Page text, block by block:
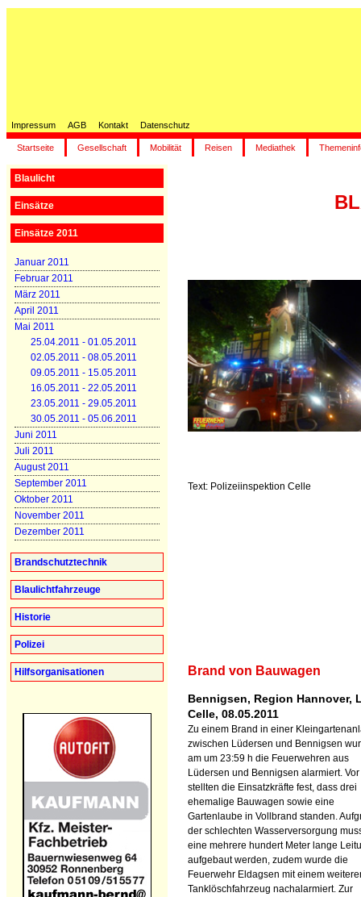
Impressum AGB Kontakt Datenschutz
Startseite Gesellschaft Mobilität Reisen Mediathek
Blaulicht
Einsätze
Einsätze 2011
Januar 2011
Februar 2011
März 2011
April 2011
Mai 2011
25.04.2011 - 01.05.2011
02.05.2011 - 08.05.2011
09.05.2011 - 15.05.2011
16.05.2011 - 22.05.2011
23.05.2011 - 29.05.2011
30.05.2011 - 05.06.2011
Juni 2011
Juli 2011
August 2011
September 2011
Oktober 2011
November 2011
Dezember 2011
Brandschutztechnik
Blaulichtfahrzeuge
Historie
Polizei
Hilfsorganisationen
Text: Polizeiinspektion Celle
Brand von Bauwagen
Bennigsen, Region Hannover,
Celle, 08.05.2011
Zu einem Brand in einer
zwischen Lüdersen und Bennigsen
am um 23:59 h die Feuerwehren aus
Lüdersen und Bennigsen alarmiert. Vor
stellten die Einsatzkräfte fest, dass drei
ehemalige Bauwagen sowie eine
Gartenlaube in Vollbrand standen.
der schlechten Wasserversorgung
eine mehrere hundert Meter lange
aufgebaut werden, zudem wurde die
Feuerwehr Eldagsen mit einem
Tanklöschfahrzeug nachalarmiert. Zur